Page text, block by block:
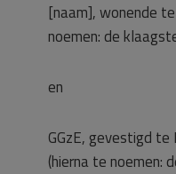
[naam], wonende
noemen: de
en
GGzE, gevestigd te
(hierna te noemen: